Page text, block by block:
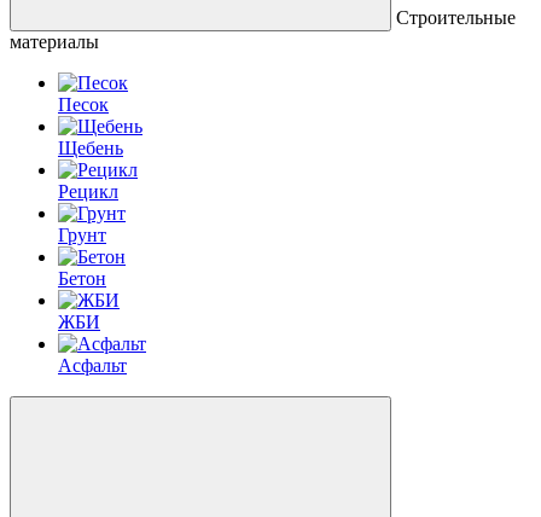
Строительные
материалы
Песок
Щебень
Рецикл
Грунт
Бетон
ЖБИ
Асфальт